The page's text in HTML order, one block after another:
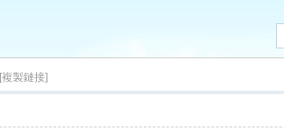
[複製鏈接]